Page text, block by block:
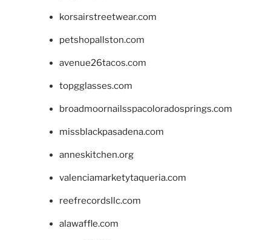
korsairstreetwear.com
petshopallston.com
avenue26tacos.com
topgglasses.com
broadmoornailsspacoloradosprings.com
missblackpasadena.com
anneskitchen.org
valenciamarketytaqueria.com
reefrecordsllc.com
alawaffle.com